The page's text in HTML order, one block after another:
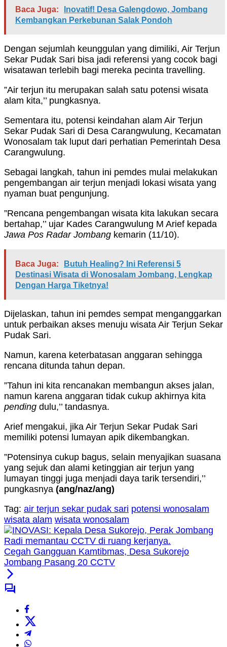
Baca Juga:
Inovatif! Desa Galengdowo, Jombang
Kembangkan Perkebunan Salak Pondoh
Dengan sejumlah keunggulan yang dimiliki, Air Terjun
Sekar Pudak Sari bisa jadi referensi yang cocok bagi
wisatawan terlebih bagi mereka pecinta travelling.
”Air terjun itu merupakan salah satu potensi wisata
alam kita,’’ pungkasnya.
Sementara itu, potensi keindahan alam Air Terjun
Sekar Pudak Sari di Desa Carangwulung, Kecamatan
Wonosalam tak luput dari perhatian Pemerintah Desa
Carangwulung.
Sebagai langkah, tahun ini pemdes mulai melakukan
pengembangan air terjun menjadi lokasi wisata yang
nyaman buat pengunjung.
”Rencana pengembangan wisata kita lakukan secara
bertahap,’’ ujar Kades Carangwulung M Arief kepada
Jawa Pos Radar Jombang kemarin (11/10).
Baca Juga:
Butuh Healing? Ini Referensi 5
Destinasi Wisata di Wonosalam Jombang, Lengkap
Dengan Harga Tiketnya!
Dijelaskan, tahun ini pemdes sempat menganggarkan
untuk perbaikan akses menuju wisata Air Terjun Sekar
Pudak Sari.
Namun, karena keterbatasan anggaran sehingga
rencana ditunda tahun depan.
”Tahun ini kita rencanakan membangun akses jalan,
namun karena anggaran tidak cukup akhirnya kita
pending dulu,’’ tandasnya.
Arief mengakui, jika Air Terjun Sekar Pudak Sari
memiliki potensi lumayan apik dikembangkan.
”Potensinya cukup bagus, selain menyajikan suasana
yang sejuk dan alami ketinggian air terjun yang
lumayan tinggi juga menjadi daya tarik tersendiri,’’
pungkasnya (ang/naz/ang)
Tag: air terjun sekar pudak sari potensi wonosalam
wisata alam wisata wonosalam
Cegah Gangguan Kamtibmas, Desa Sukorejo
Jombang Pasang 20 CCTV